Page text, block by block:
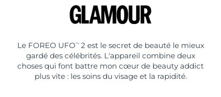
Le FOREO UFO TM2 est le secret de beauté le mieux
gardé des célébrités. L'appareil combine deux
choses qui font battre mon cœur de beauty addict
plus vite : les soins du visage et la rapidité.